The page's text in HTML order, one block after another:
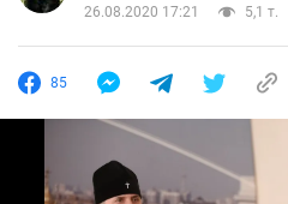
26.08.2020 17:21 5,1 т.
85